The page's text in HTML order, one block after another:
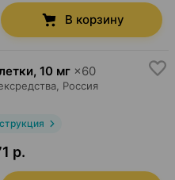
В корзину
, 10 мг ×60
, Россия
р.